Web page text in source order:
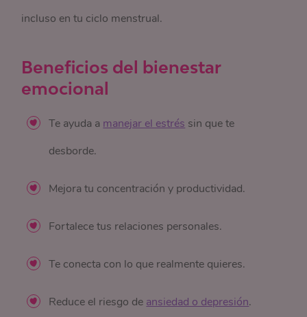
incluso en tu ciclo menstrual.
Beneficios del bienestar
emocional
Te ayuda a manejar el estrés sin que te
desborde.
Mejora tu concentración y productividad.
Fortalece tus relaciones personales.
Te conecta con lo que realmente quieres.
Reduce el riesgo de ansiedad o depresión.